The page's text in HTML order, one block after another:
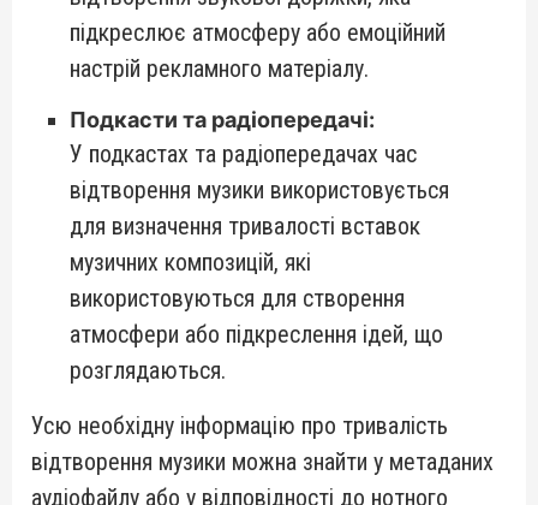
підкреслює атмосферу або емоційний
настрій рекламного матеріалу.
Подкасти та радіопередачі:
У подкастах та радіопередачах час
відтворення музики використовується
для визначення тривалості вставок
музичних композицій, які
використовуються для створення
атмосфери або підкреслення ідей, що
розглядаються.
Усю необхідну інформацію про тривалість
відтворення музики можна знайти у метаданих
аудіофайлу або у відповідності до нотного